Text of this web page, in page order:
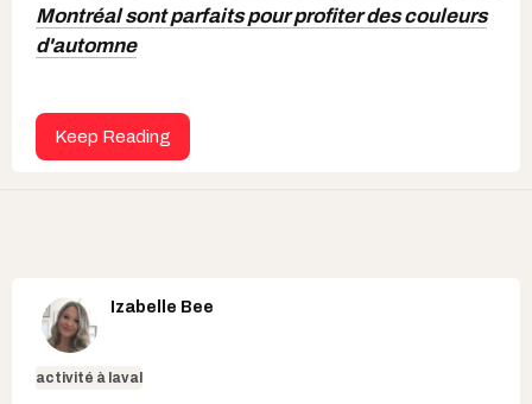
Montréal sont parfaits pour profiter des couleurs
d'automne
Keep Reading
Izabelle Bee
activité à laval